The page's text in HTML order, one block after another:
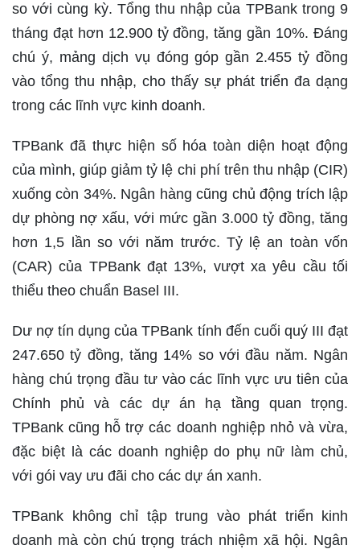
so với cùng kỳ. Tổng thu nhập của TPBank trong 9
tháng đạt hơn 12.900 tỷ đồng, tăng gần 10%. Đáng
chú ý, mảng dịch vụ đóng góp gần 2.455 tỷ đồng
vào tổng thu nhập, cho thấy sự phát triển đa dạng
trong các lĩnh vực kinh doanh.
TPBank đã thực hiện số hóa toàn diện hoạt động
của mình, giúp giảm tỷ lệ chi phí trên thu nhập (CIR)
xuống còn 34%. Ngân hàng cũng chủ động trích lập
dự phòng nợ xấu, với mức gần 3.000 tỷ đồng, tăng
hơn 1,5 lần so với năm trước. Tỷ lệ an toàn vốn
(CAR) của TPBank đạt 13%, vượt xa yêu cầu tối
thiểu theo chuẩn Basel III.
Dư nợ tín dụng của TPBank tính đến cuối quý III đạt
247.650 tỷ đồng, tăng 14% so với đầu năm. Ngân
hàng chú trọng đầu tư vào các lĩnh vực ưu tiên của
Chính phủ và các dự án hạ tầng quan trọng.
TPBank cũng hỗ trợ các doanh nghiệp nhỏ và vừa,
đặc biệt là các doanh nghiệp do phụ nữ làm chủ,
với gói vay ưu đãi cho các dự án xanh.
TPBank không chỉ tập trung vào phát triển kinh
doanh mà còn chú trọng trách nhiệm xã hội. Ngân